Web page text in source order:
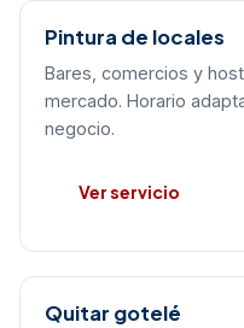
Pintura de locales
Bares, comercios y
mercado. Horario
negocio.
Ver servicio
Quitar gotelé